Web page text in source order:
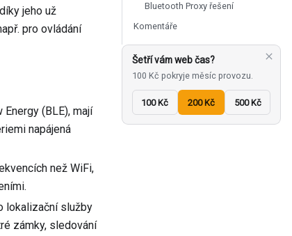
jeho už
pro ovládání
(BLE), mají
napájená
než WiFi,
lokalizační služby
zámky, sledování
Bluetooth Proxy řešení
Komentáře
Šetří vám web čas?
100 Kč pokryje měsíc provozu.
100 Kč 200 Kč 500 Kč